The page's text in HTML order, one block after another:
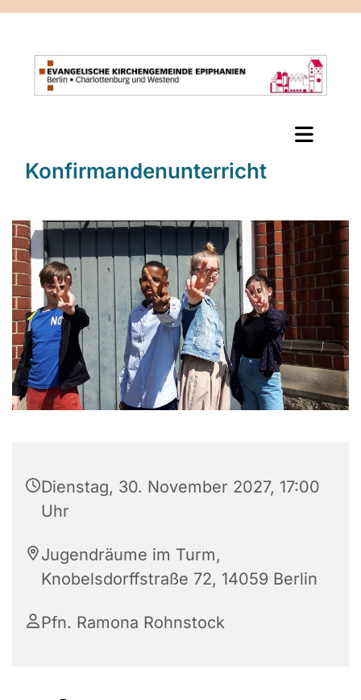
Konfirmandenunterricht
Dienstag, 30. November 2027, 17:00
Uhr
Jugendräume im Turm,
Knobelsdorffstraße 72, 14059 Berlin
Pfn. Ramona Rohnstock